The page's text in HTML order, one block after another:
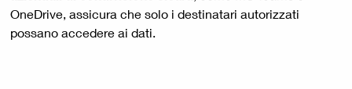
OneDrive, assicura che solo i destinatari autorizzati
possano accedere ai dati.